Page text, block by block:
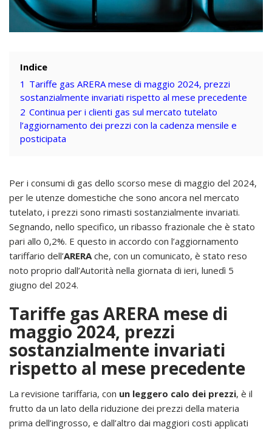
Indice
1 Tariffe gas ARERA mese di maggio 2024, prezzi
sostanzialmente invariati rispetto al mese precedente
2 Continua per i clienti gas sul mercato tutelato
l’aggiornamento dei prezzi con la cadenza mensile e
posticipata
Per i consumi di gas dello scorso mese di maggio del 2024,
per le utenze domestiche che sono ancora nel mercato
tutelato, i prezzi sono rimasti sostanzialmente invariati.
Segnando, nello specifico, un ribasso frazionale che è stato
pari allo 0,2%. E questo in accordo con l’aggiornamento
tariffario dell’ARERA che, con un comunicato, è stato reso
noto proprio dall’Autorità nella giornata di ieri, lunedì 5
giugno del 2024.
Tariffe gas ARERA mese di
maggio 2024, prezzi
sostanzialmente invariati
rispetto al mese precedente
La revisione tariffaria, con un leggero calo dei prezzi, è il
frutto da un lato della riduzione dei prezzi della materia
prima dell’ingrosso, e dall’altro dai maggiori costi applicati